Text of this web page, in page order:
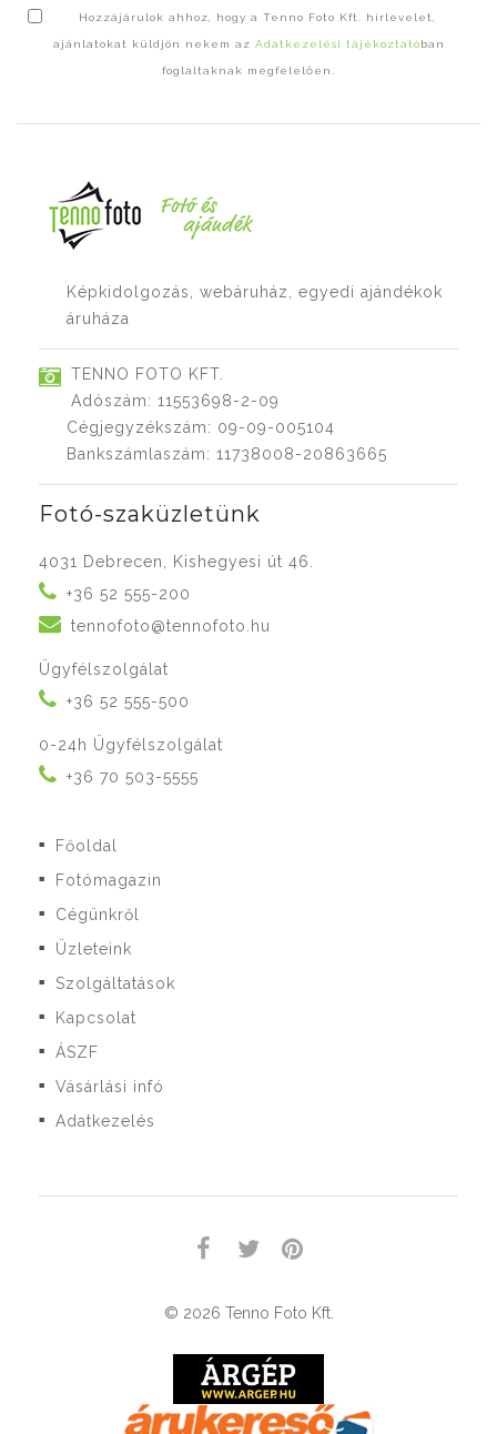
Hozzájárulok ahhoz, hogy a Tenno Foto Kft. hírlevelet,
ajánlatokat küldjön nekem az Adatkezelési tájékoztatóban
foglaltaknak megfelelően.
Képkidolgozás, webáruház, egyedi ajándékok
áruháza
TENNO FOTO KFT.
Adószám: 11553698-2-09
Cégjegyzékszám: 09-09-005104
Bankszámlaszám: 11738008-20863665
Fotó-szaküzletünk
4031 Debrecen, Kishegyesi út 46.
+36 52 555-200
tennofoto@tennofoto.hu
Ügyfélszolgálat
+36 52 555-500
0-24h Ügyfélszolgálat
+36 70 503-5555
■ Főoldal
■ Fotómagazin
■ Cégünkről
■ Üzleteink
■ Szolgáltatások
■ Kapcsolat
■ ÁSZF
■ Vásárlási infó
■ Adatkezelés
© 2026 Tenno Foto Kft.